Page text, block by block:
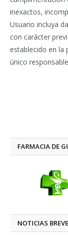
inexactos,
Usuario incluya
con carácter
establecido en la
único
FARMACIA DE
NOTICIAS